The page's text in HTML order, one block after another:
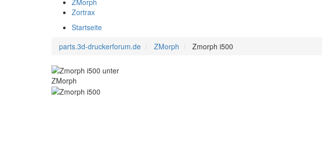
ZMorph
Zortrax
Startseite
parts.3d-druckerforum.de
ZMorph Zmorph i500